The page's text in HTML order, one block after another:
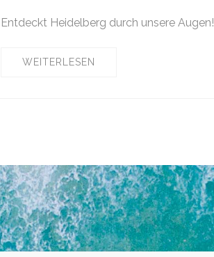
Entdeckt Heidelberg durch unsere Augen!
WEITERLESEN